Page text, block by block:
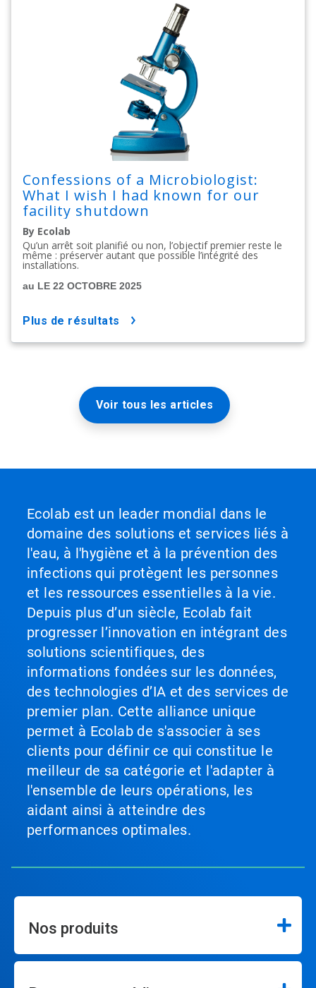
Confessions of a Microbiologist:
What I wish I had known for our
facility shutdown
By Ecolab
Qu’un arrêt soit planifié ou non, l’objectif premier reste le
même : préserver autant que possible l’intégrité des
installations.
au LE 22 OCTOBRE 2025
plus de résultats
Voir tous les articles
Ecolab est un leader mondial dans le
domaine des solutions et services liés à
l'eau, à l'hygiène et à la prévention des
infections qui protègent les personnes
et les ressources essentielles à la vie.
Depuis plus d’un siècle, Ecolab fait
progresser l’innovation en intégrant des
solutions scientifiques, des
informations fondées sur les données,
des technologies d’IA et des services de
premier plan. Cette alliance unique
permet à Ecolab de s'associer à ses
clients pour définir ce qui constitue le
meilleur de sa catégorie et l'adapter à
l'ensemble de leurs opérations, les
aidant ainsi à atteindre des
performances optimales.
Nos produits